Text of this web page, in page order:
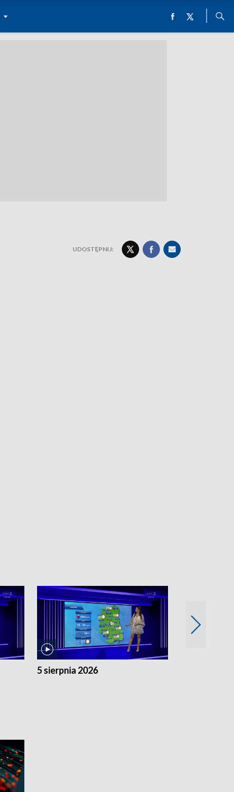
UDOSTĘPNIJ:
5 sierpnia 2026